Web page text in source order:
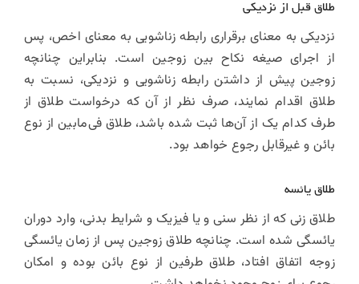
طلاق قبل از نزدیکی
نزدیکی به معنای برقراری رابطه زناشویی به معنای اخص، پس
از اجرای صیغه نکاح بین زوجین است. بنابراین چنانچه
زوجین پیش از داشتن رابطه زناشویی و نزدیکی، نسبت به
طلاق اقدام نمایند، صرف نظر از آن که درخواست طلاق از
طرف کدام یک از آن‌ها ثبت شده باشد، طلاق فی‌مابین از نوع
بائن و غیرقابل رجوع خواهد بود.
طلاق یائسه
طلاق زنی که از نظر سنی و یا فیزیک و شرایط بدنی، وارد دوران
یائسگی شده است. چنانچه طلاق زوجین پس از زمان یائسگی
زوجه اتفاق افتاد، طلاق طرفین از نوع بائن بوده و امکان